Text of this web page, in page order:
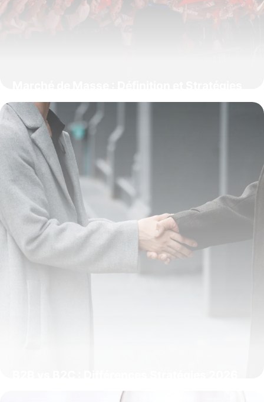
2025
1 juin 2026